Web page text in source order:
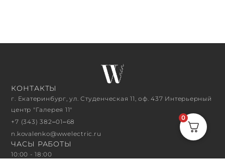
КОНТАКТЫ
г. Екатеринбург, ул. Студенческая 11, оф. 437 Интерьерный
центр "Галерея 11"
+7 (343) 382‒01‒68
n.kovalenko@wwelectric.ru
ЧАСЫ РАБОТЫ
10:00 - 18:00
0